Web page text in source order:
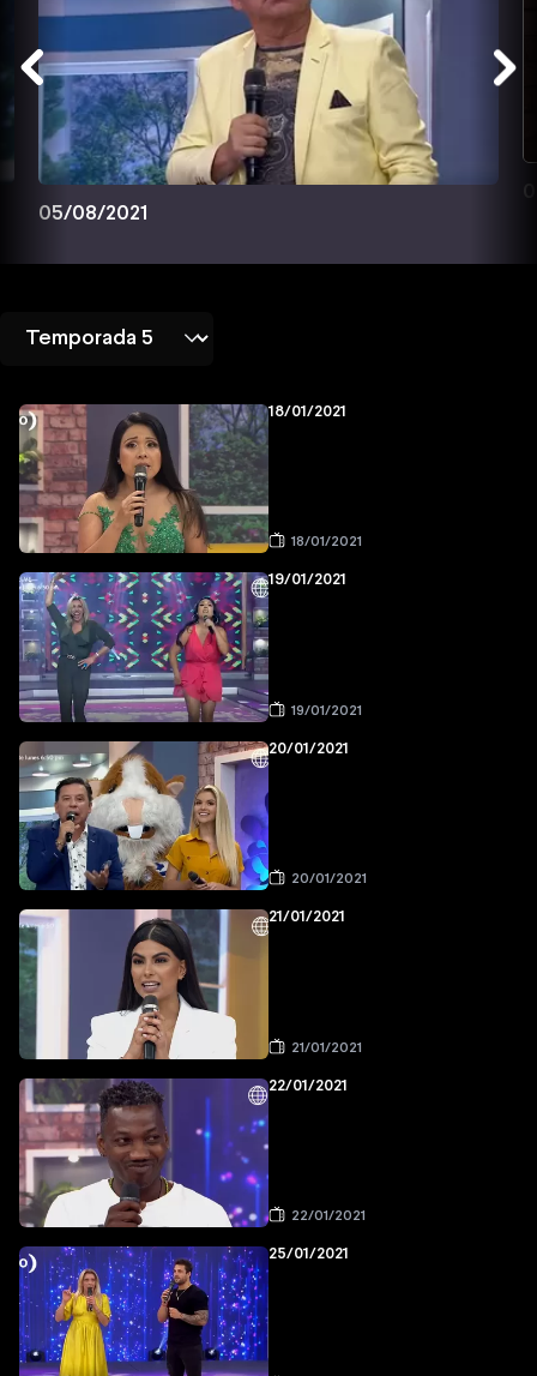
05/08/2021
18/01/2021
18/01/2021
19/01/2021
19/01/2021
20/01/2021
20/01/2021
21/01/2021
21/01/2021
22/01/2021
22/01/2021
25/01/2021